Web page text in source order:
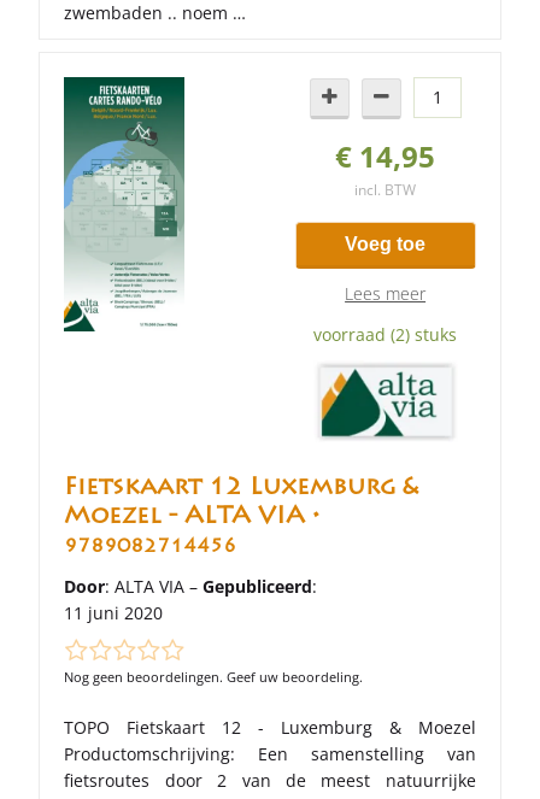
zwembaden .. noem …
€ 14,95
incl. BTW
Voeg toe
Lees meer
voorraad (2) stuks
Fietskaart 12 Luxemburg &
Moezel - ALTA VIA •
9789082714456
Door: ALTA VIA –Gepubliceerd:
11 juni 2020
Nog geen beoordelingen. Geef uw beoordeling.
TOPO Fietskaart 12 - Luxemburg & Moezel
Productomschrijving: Een samenstelling van
fietsroutes door 2 van de meest natuurrijke